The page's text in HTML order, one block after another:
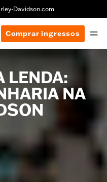
Davidson.com
Comprar ingressos
LENDA:
NA